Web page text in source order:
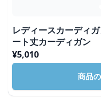
レディースカーディ
ート丈カーディガン
¥5,010
商品